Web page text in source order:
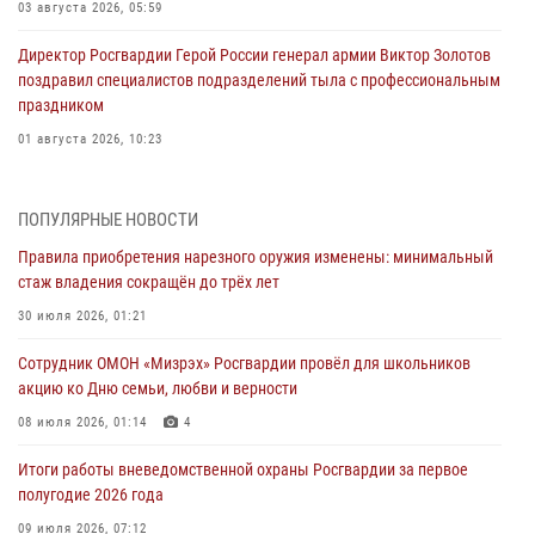
03 августа 2026, 05:59
Директор Росгвардии Герой России генерал армии Виктор Золотов
поздравил специалистов подразделений тыла с профессиональным
праздником
01 августа 2026, 10:23
Российской Федерации
В Росгвардии вспоминают российских воинов, погибших в Первой
мировой войне 1914-1918 годов
Внесены изменения в правила проведения контрольного отстрела
гражданского оружия
Правила приобретения нарезного оружия изменены: минимальный
ПОПУЛЯРНЫЕ НОВОСТИ
Правила приобретения нарезного оружия изменены: минимальный
стаж владения сокращён до трёх лет
30 июля 2026, 01:21
Сотрудник ОМОН «Мизрэх» Росгвардии провёл для школьников
акцию ко Дню семьи, любви и верности
08 июля 2026, 01:14 4
Итоги работы вневедомственной охраны Росгвардии за первое
полугодие 2026 года
09 июля 2026, 07:12